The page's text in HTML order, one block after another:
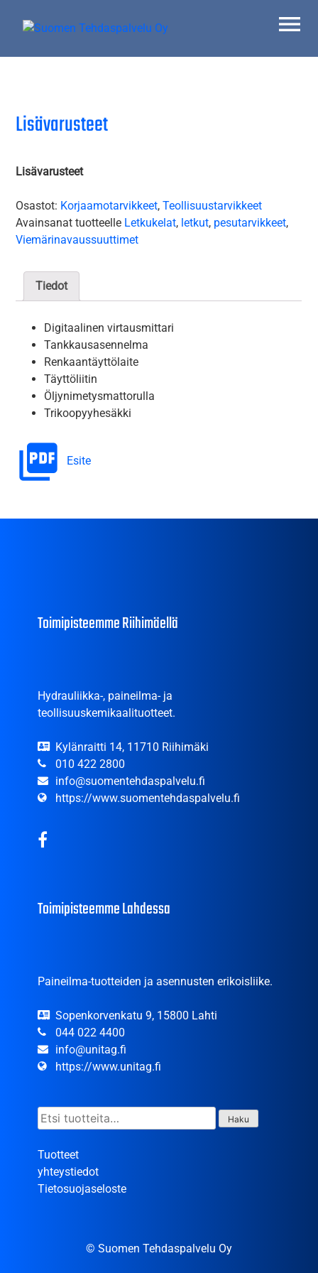
Lisävarusteet
Lisävarusteet
Osastot: Korjaamotarvikkeet,Teollisuustarvikkeet
Avainsanat tuotteelle Letkukelat, letkut, pesutarvikkeet,
Viemärinavaussuuttimet
Tiedot
Digitaalinen virtausmittari
Tankkausasennelma
Renkaantäyttölaite
Täyttöliitin
Öljynimetysmattorulla
Trikoopyyhesäkki
Esite
Toimipisteemme Riihimäellä
Hydrauliikka-, paineilma- ja
teollisuuskemikaalituotteet.
Kylänraitti 14, 11710 Riihimäki
010 422 2800
info@suomentehdaspalvelu.fi
https://www.suomentehdaspalvelu.fi
Toimipisteemme Lahdessa
Paineilma-tuotteiden ja asennusten erikoisliike.
Sopenkorvenkatu 9, 15800 Lahti
044 022 4400
info@unitag.fi
https://www.unitag.fi
Etsi: Haku
Tuotteet
yhteystiedot
Tietosuojaseloste
© Suomen Tehdaspalvelu Oy